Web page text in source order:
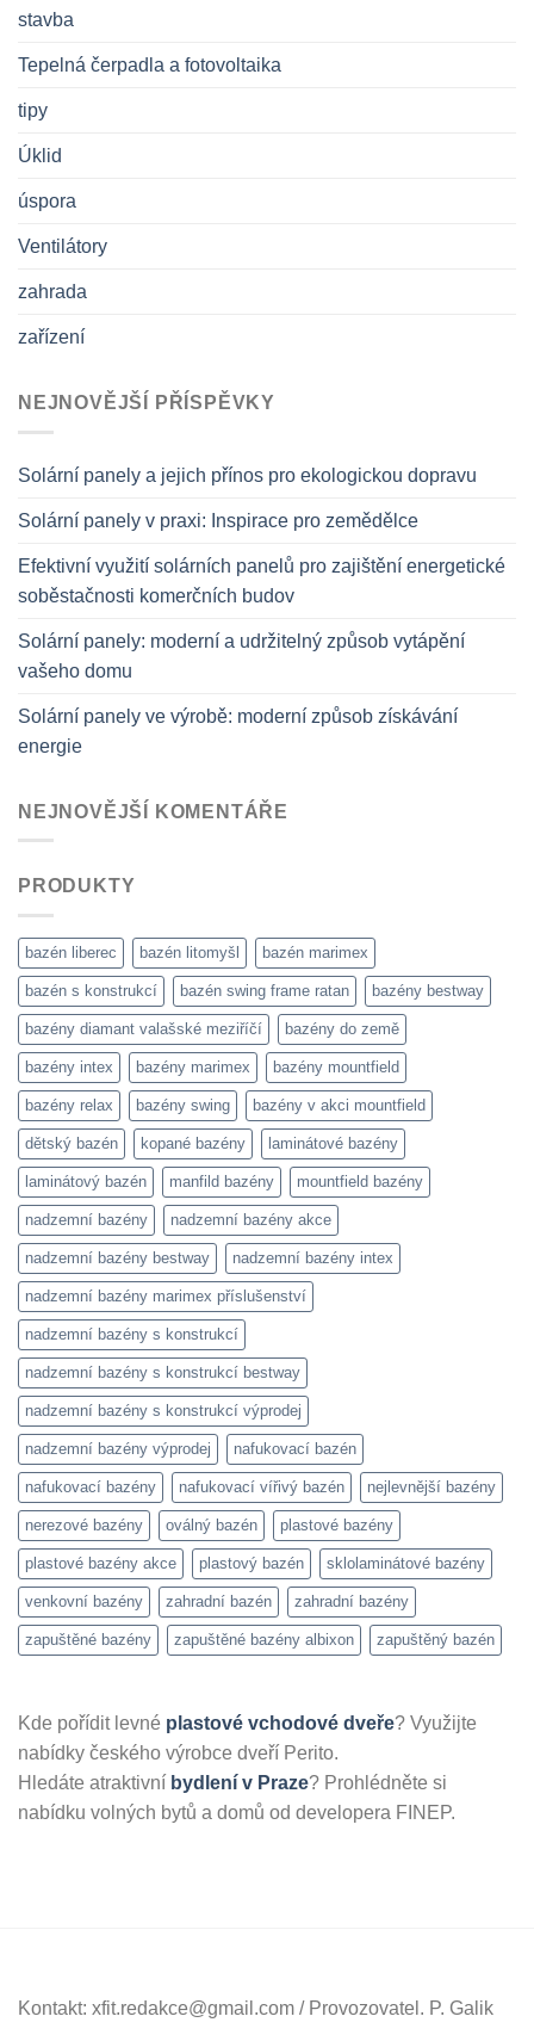
stavba
Tepelná čerpadla a fotovoltaika
tipy
Úklid
úspora
Ventilátory
zahrada
zařízení
NEJNOVĚJŠÍ PŘÍSPĚVKY
Solární panely a jejich přínos pro ekologickou dopravu
Solární panely v praxi: Inspirace pro zemědělce
Efektivní využití solárních panelů pro zajištění energetické
soběstačnosti komerčních budov
Solární panely: moderní a udržitelný způsob vytápění
vašeho domu
Solární panely ve výrobě: moderní způsob získávání
energie
NEJNOVĚJŠÍ KOMENTÁŘE
PRODUKTY
bazén liberec bazén litomyšl bazén marimex
bazén s konstrukcí bazén swing frame ratan bazény bestway
bazény diamant valašské meziříčí bazény do země
bazény intex bazény marimex bazény mountfield
bazény relax bazény swing bazény v akci mountfield
dětský bazén kopané bazény laminátové bazény
laminátový bazén manfild bazény mountfield bazény
nadzemní bazény nadzemní bazény akce
nadzemní bazény bestway nadzemní bazény intex
nadzemní bazény marimex příslušenství
nadzemní bazény s konstrukcí
nadzemní bazény s konstrukcí bestway
nadzemní bazény s konstrukcí výprodej
nadzemní bazény výprodej nafukovací bazén
nafukovací bazény nafukovací vířivý bazén nejlevnější bazény
nerezové bazény oválný bazén plastové bazény
plastové bazény akce plastový bazén sklolaminátové bazény
venkovní bazény zahradní bazén zahradní bazény
zapuštěné bazény zapuštěné bazény albixon zapuštěný bazén
Kde pořídit levné plastové vchodové dveře? Využijte
nabídky českého výrobce dveří Perito.
Hledáte atraktivní bydlení v Praze? Prohlédněte si
nabídku volných bytů a domů od developera FINEP.
Kontakt: xfit.redakce@gmail.com / Provozovatel. P. Galik